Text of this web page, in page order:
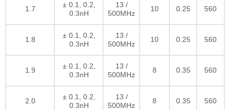
1.7
± 0.1, 0.2,
0.3nH
13 /
500MHz
10 0.25 560
1.8
± 0.1, 0.2,
0.3nH
13 /
500MHz
10 0.25 560
1.9
± 0.1, 0.2,
0.3nH
13 /
500MHz
8 0.35 560
2.0
± 0.1, 0.2,
0.3nH
13 /
500MHz
8 0.35 560